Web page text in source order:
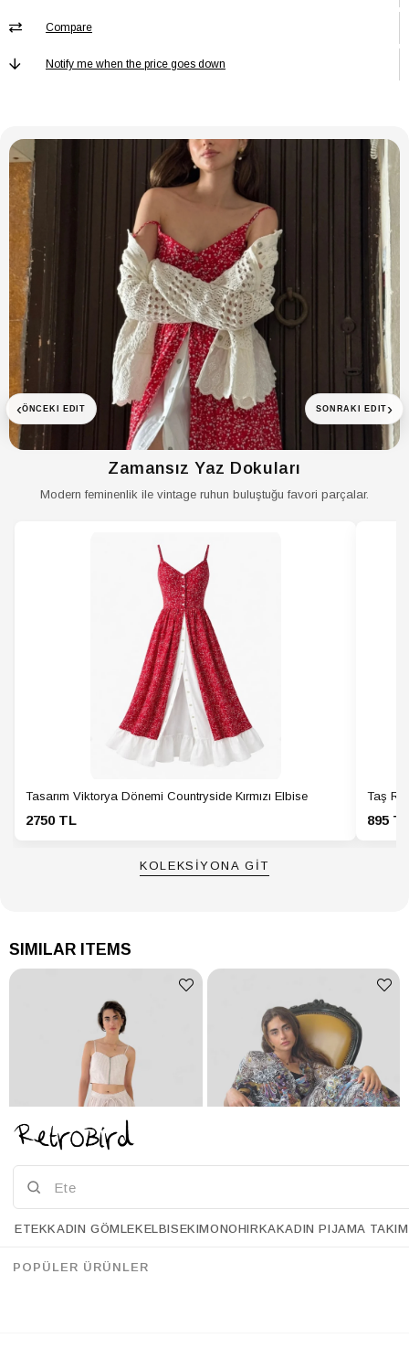
Leg Width: 40 cm
Astar Astarsız
Bel Yüksek Bel
Boy Uzun
Cep Cepsiz
Cep Tipi Cepsiz
Desen Düz
Ek Özellik Ek Özellik Mevcut Değil
Kalınlık İnce
Kalıp Beli Lastikli
Kemer/Kuşak
Durumu
Kemersiz
Koleksiyon Design
Materyal Viskon
Tekli
Fashion Forward
Hayır
Düz
Yetişkin
Tüm Yaş Grupları
Compare
Notify me when the price goes down
‹ÖNCEKI EDIT
Zamansız Yaz Dokuları
Modern feminenlik ile vintage ruhun buluştuğu favori parçalar.
Tasarım Viktorya Dönemi Countryside Kırmızı Elbise
2750 TL
Taş
895
KOLEKSİYONA GİT
SONRAKI EDIT ›
SIMILAR ITEMS
63.90 USD
95.90 USD
ETEKKADIN GÖMLEKELBISEKIMONOHIRKAKADIN PIJAMA TAKIM
POPÜLER ÜRÜNLER